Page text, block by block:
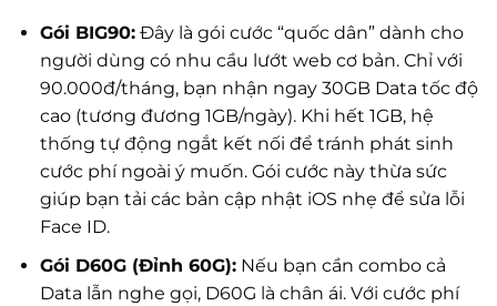
Gói BIG90:Đây là gói cước “quốc dân” dành cho
người dùng có nhu cầu lướt web cơ bản. Chỉ với
90.000đ/tháng, bạn nhận ngay 30GB Data tốc độ
cao (tương đương 1GB/ngày). Khi hết 1GB, hệ
thống tự động ngắt kết nối để tránh phát sinh
cước phí ngoài ý muốn. Gói cước này thừa sức
giúp bạn tải các bản cập nhật iOS nhẹ để sửa lỗi
Face ID.
Gói D60G (Đỉnh 60G):Nếu bạn cần combo cả
Data lẫn nghe gọi, D60G là chân ái. Với cước phí